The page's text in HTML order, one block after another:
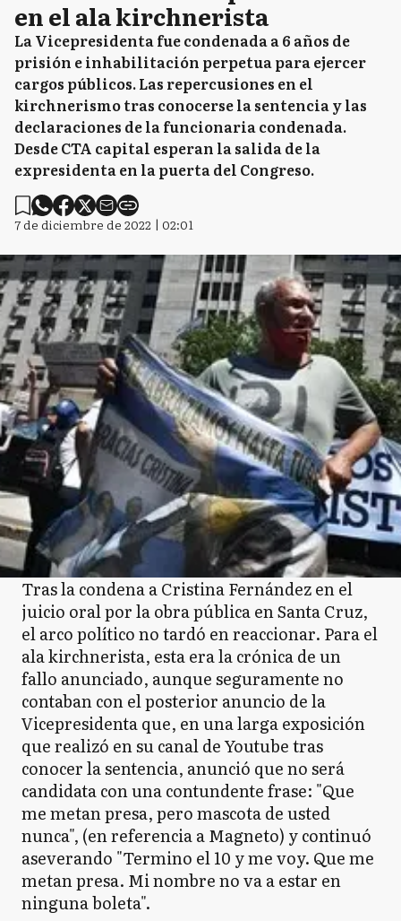
en el ala kirchnerista
La Vicepresidenta fue condenada a 6 años de
prisión e inhabilitación perpetua para ejercer
cargos públicos. Las repercusiones en el
kirchnerismo tras conocerse la sentencia y las
declaraciones de la funcionaria condenada.
Desde CTA capital esperan la salida de la
expresidenta en la puerta del Congreso.
7 de diciembre de 2022 | 02:01
Tras la condena a Cristina Fernández en el
juicio oral por la obra pública en Santa Cruz,
el arco político no tardó en reaccionar. Para el
ala kirchnerista, esta era la crónica de un
fallo anunciado, aunque seguramente no
contaban con el posterior anuncio de la
Vicepresidenta que, en una larga exposición
que realizó en su canal de Youtube tras
conocer la sentencia, anunció que no será
candidata con una contundente frase: "Que
me metan presa, pero mascota de usted
nunca", (en referencia a Magneto) y continuó
aseverando "Termino el 10 y me voy. Que me
metan presa. Mi nombre no va a estar en
ninguna boleta".